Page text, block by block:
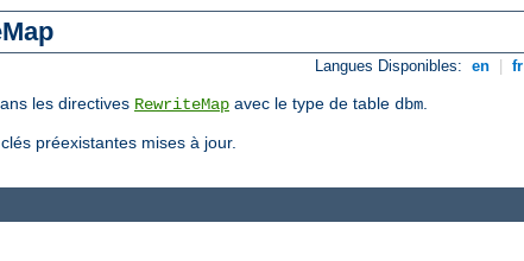
Langues Disponibles: en fr
les directives RewriteMap avec le type de table dbm.
préexistantes mises à jour.